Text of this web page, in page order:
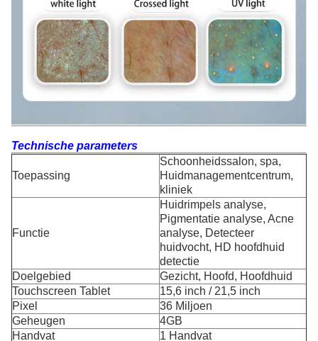
Technische parameters
Toepassing
Schoonheidssalon, spa,
Huidmanagementcentrum,
kliniek
Functie
Huidrimpels analyse,
Pigmentatie analyse, Acne
analyse, Detecteer
huidvocht, HD hoofdhuid
detectie
Doelgebied
Gezicht, Hoofd, Hoofdhuid
Touchscreen Tablet
15,6 inch / 21,5 inch
Pixel
36 Miljoen
Geheugen
4GB
Handvat
1 Handvat